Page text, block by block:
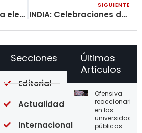
“Perlas” de la farsa electoral
SIGUIENTE
INDIA: Celebraciones del 15º Aniversario de la fundación del PCI (maoísta) hasta el 8 de noviembre
Últimos
Artículos
Ofensiva
reaccionaria
en las
universidades
públicas
Secciones
Editorial
Actualidad
Internacional